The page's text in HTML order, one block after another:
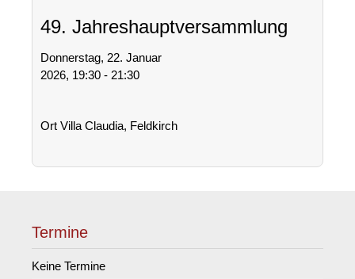
49. Jahreshauptversammlung
Donnerstag, 22. Januar
2026, 19:30 - 21:30
Ort Villa Claudia, Feldkirch
Termine
Keine Termine